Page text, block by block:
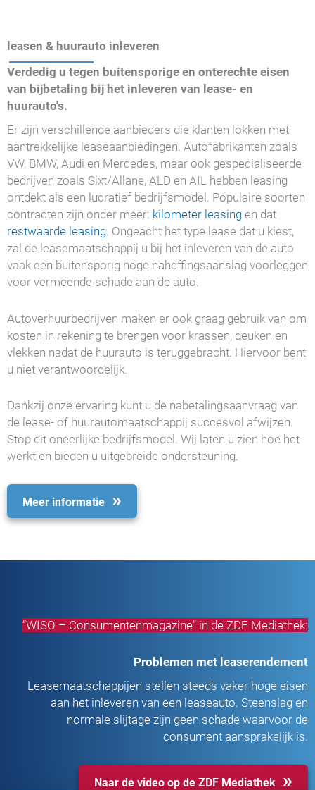
leasen & huurauto inleveren
Verdedig u tegen buitensporige en onterechte eisen
van bijbetaling bij het inleveren van lease- en
huurauto's.
Er zijn verschillende aanbieders die klanten lokken met
aantrekkelijke leaseaanbiedingen. Autofabrikanten zoals
VW, BMW, Audi en Mercedes, maar ook gespecialiseerde
bedrijven zoals Sixt/Allane, ALD en AIL hebben leasing
ontdekt als een lucratief bedrijfsmodel. Populaire soorten
contracten zijn onder meer: kilometer leasing en dat
restwaarde leasing . Ongeacht het type lease dat u kiest,
zal de leasemaatschappij u bij het inleveren van de auto
vaak een buitensporig hoge naheffingsaanslag voorleggen
voor vermeende schade aan de auto.
Autoverhuurbedrijven maken er ook graag gebruik van om
kosten in rekening te brengen voor krassen, deuken en
vlekken nadat de huurauto is teruggebracht. Hiervoor bent
u niet verantwoordelijk.
Dankzij onze ervaring kunt u de nabetalingsaanvraag van
de lease- of huurautomaatschappij succesvol afwijzen.
Stop dit oneerlijke bedrijfsmodel. Wij laten u zien hoe het
werkt en bieden u uitgebreide ondersteuning.
Meer informatie
“WISO – Consumentenmagazine” in de ZDF Mediathek:
Problemen met leaserendement
Leasemaatschappijen stellen steeds vaker hoge eisen
aan het inleveren van een leaseauto. Steenslag en
normale slijtage zijn geen schade waarvoor de
consument aansprakelijk is.
Naar de video op de ZDF Mediathek